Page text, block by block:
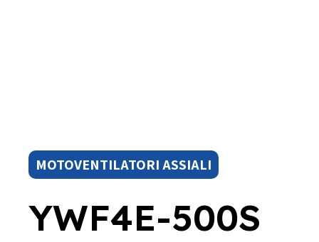
MOTOVENTILATORI ASSIALI
YWF4E-500S